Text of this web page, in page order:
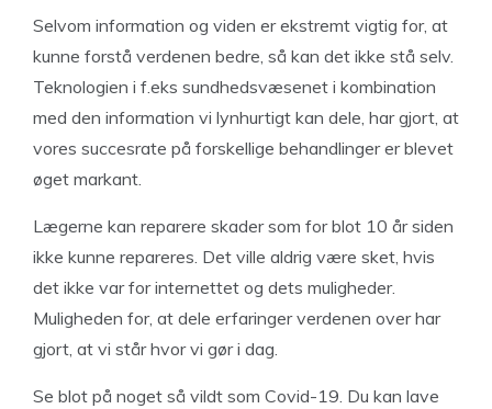
Selvom information og viden er ekstremt vigtig for, at
kunne forstå verdenen bedre, så kan det ikke stå selv.
Teknologien i f.eks sundhedsvæsenet i kombination
med den information vi lynhurtigt kan dele, har gjort, at
vores succesrate på forskellige behandlinger er blevet
øget markant.
Lægerne kan reparere skader som for blot 10 år siden
ikke kunne repareres. Det ville aldrig være sket, hvis
det ikke var for internettet og dets muligheder.
Muligheden for, at dele erfaringer verdenen over har
gjort, at vi står hvor vi gør i dag.
Se blot på noget så vildt som Covid-19. Du kan lave